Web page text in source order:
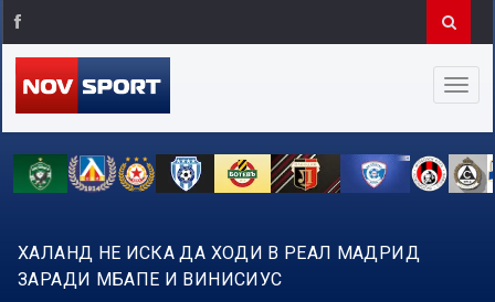
ХАЛАНД НЕ ИСКА ДА ХОДИ В РЕАЛ МАДРИД
ЗАРАДИ МБАПЕ И ВИНИСИУС